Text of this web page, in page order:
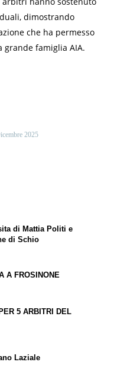
dimostrando
che ha permesso
famiglia AIA.
2025
di Mattia Politi e
di Schio
A FROSINONE
5 ARBITRI DEL
Laziale